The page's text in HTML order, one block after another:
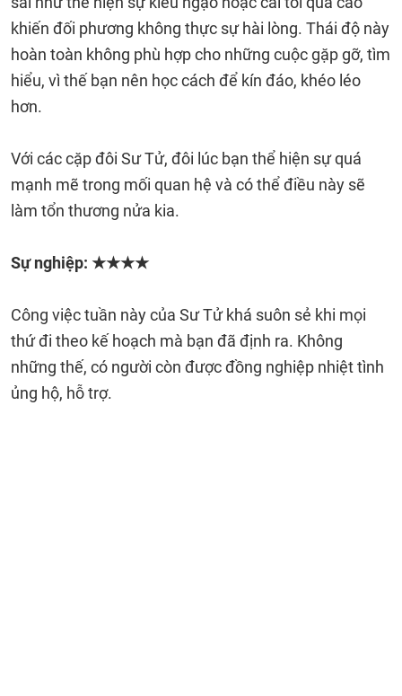
khiến đối phương không thực sự hài lòng. Thái độ này
hoàn toàn không phù hợp cho những cuộc gặp gỡ, tìm
hiểu, vì thế bạn nên học cách để kín đáo, khéo léo
hơn.
Với các cặp đôi Sư Tử, đôi lúc bạn thể hiện sự quá
mạnh mẽ trong mối quan hệ và có thể điều này sẽ
làm tổn thương nửa kia.
Sự nghiệp: ★★★★
Công việc tuần này của Sư Tử khá suôn sẻ khi mọi
thứ đi theo kế hoạch mà bạn đã định ra. Không
những thế, có người còn được đồng nghiệp nhiệt tình
ủng hộ, hỗ trợ.